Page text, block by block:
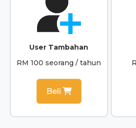
User Tambahan
RM 100 seorang / tahun
Beli